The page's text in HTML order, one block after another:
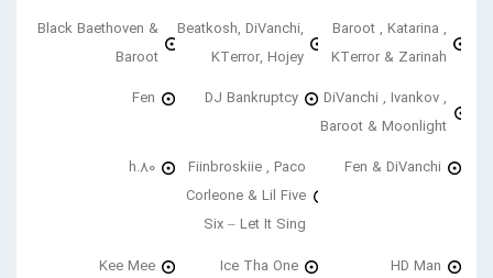
Baroot , Katarina ,
KTerror & Zarinah
Beatkosh, DiVanchi,
KTerror, Hojey
Black Baethoven &
Baroot
DiVanchi , Ivankov ,
Baroot & Moonlight
DJ Bankruptcy
Fen
Fen & DiVanchi
Fiinbroskiie , Paco
Corleone & Lil Five
Six – Let It Sing
h.80
HD Man
Ice Tha One
Kee Mee